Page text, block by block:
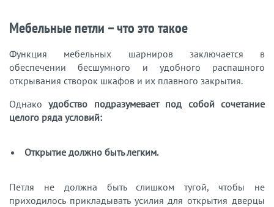
Мебельные петли – что это такое
Функция мебельных шарниров заключается в
обеспечении бесшумного и удобного распашного
открывания створок шкафов и их плавного закрытия.
Однакоудобство подразумевает под собой сочетание
целого ряда условий:
Открытие должно быть легким.
Петля не должна быть слишком тугой, чтобы не
приходилось прикладывать усилия для открытия дверцы